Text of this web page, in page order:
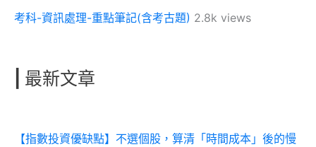
考科-資訊處理-重點筆記(含考古題) 2.8k views
最新文章
【指數投資優缺點】不選個股，算清「時間成本」後的慢